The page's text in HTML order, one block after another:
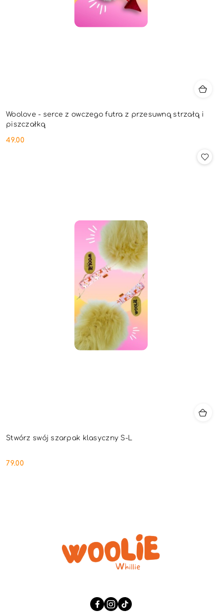
Woolove - serce z owczego futra z przesuwną strzałą i
piszczałką
Cena:
49.00
Stwórz swój szarpak klasyczny S-L
Cena:
79.00